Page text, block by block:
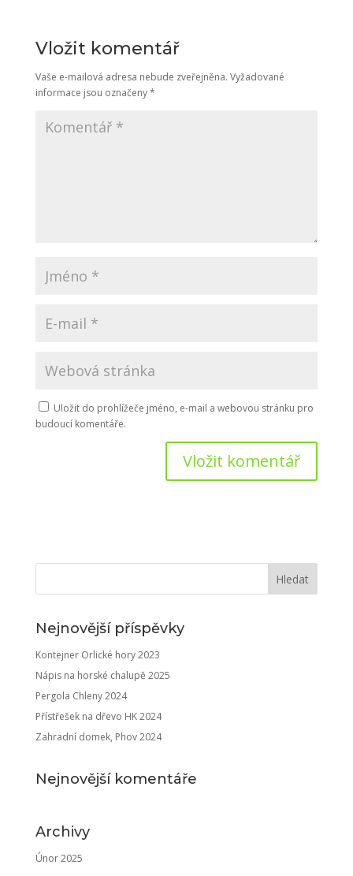
Vložit komentář
Vaše e-mailová adresa nebude zveřejněna. Vyžadované
informace jsou označeny*
Uložit do prohlížeče jméno, e-mail a webovou stránku pro
budoucí komentáře.
Nejnovější příspěvky
Kontejner Orlické hory 2023
Nápis na horské chalupě 2025
Pergola Chleny 2024
Přístřešek na dřevo HK 2024
Zahradní domek, Phov 2024
Nejnovější komentáře
Archivy
Únor 2025